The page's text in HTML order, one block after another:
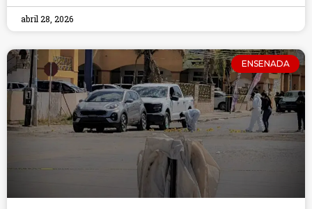
abril 28, 2026
ENSENADA